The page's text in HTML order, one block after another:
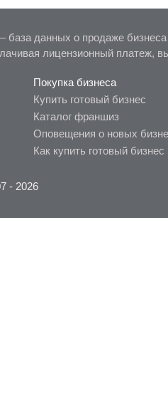
данных о продаже
лицензионный платеж,
Покупка бизнеса
Купить готовый бизнес
Каталог франшиз
Оповещения о новых
Как купить готовый бизнес
- 2026